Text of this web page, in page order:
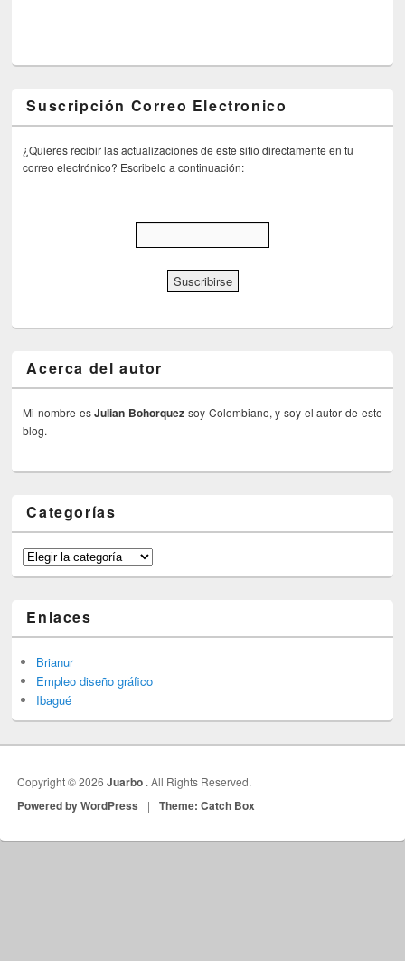
Suscripción Correo Electronico
¿Quieres recibir las actualizaciones de este sitio directamente en tu
correo electrónico? Escribelo a continuación:
Acerca del autor
Mi nombre esJulian Bohorquez soy Colombiano, y soy el autor de este
blog.
Categorías
Categorías
Enlaces
Brianur
Empleo diseño gráfico
Ibagué
Copyright © 2026Juarbo . All Rights Reserved.
Powered by WordPress | Theme: Catch Box